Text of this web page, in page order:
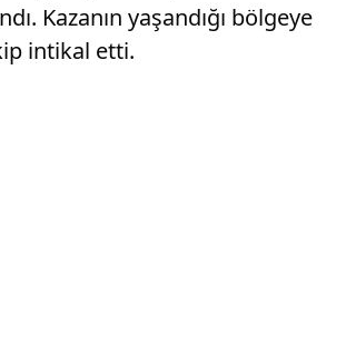
Kazanın yaşandığı bölgeye
intikal etti.